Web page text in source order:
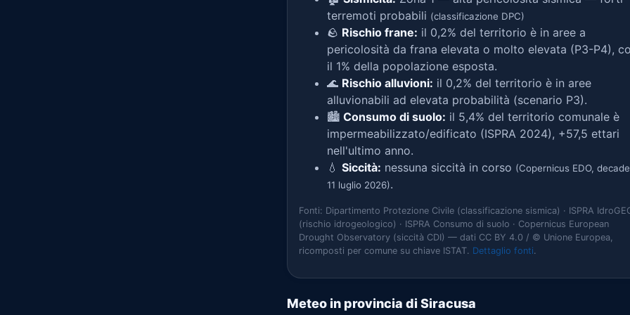
terremoti probabili (classificazione DPC)
🪨 Rischio frane: il 0,2% del territorio è in aree a
pericolosità da frana elevata o molto elevata (P3-P4),
il 1% della popolazione esposta.
🌊 Rischio alluvioni: il 0,2% del territorio è in aree
alluvionabili ad elevata probabilità (scenario P3).
🏙️ Consumo di suolo: il 5,4% del territorio comunale è
impermeabilizzato/edificato (ISPRA 2024), +57,5 ettari
nell'ultimo anno.
💧 Siccità: nessuna siccità in corso (Copernicus EDO,
11 luglio 2026).
Fonti: Dipartimento Protezione Civile (classificazione sismica) · ISPRA
(rischio idrogeologico) · ISPRA Consumo di suolo · Copernicus European
Drought Observatory (siccità CDI) — dati CC BY 4.0 / © Unione Europea,
ricomposti per comune su chiave ISTAT. Dettaglio fonti.
Meteo in provincia di Siracusa